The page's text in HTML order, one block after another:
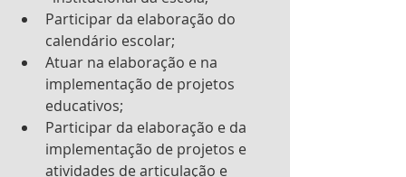
Participar da elaboração do
calendário escolar;
Atuar na elaboração e na
implementação de projetos
educativos;
Participar da elaboração e da
implementação de projetos e
atividades de articulação e